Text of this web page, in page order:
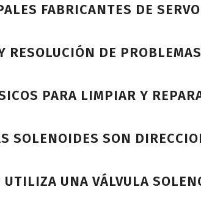
FABRICANTES DE
RESOLUCIÓN DE
PARA LIMPIAR Y
SOLENOIDES SON
UTILIZA UNA VÁLVULA